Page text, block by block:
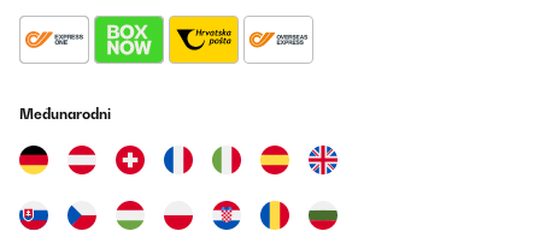
Très bonne facture pour cette cave à vin seul bémol quand on
veut changer le sens d’ouverture l’inscription de la marque se
Utilisateur d'Amazon
Prevedi
Međunarodni